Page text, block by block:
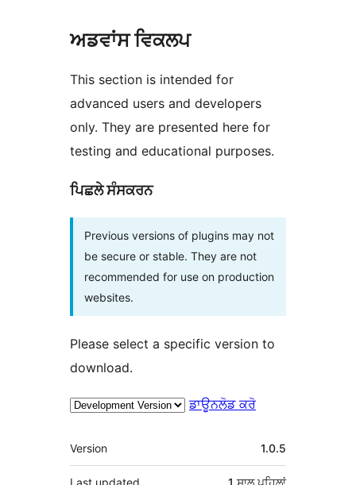
ਅਡਵਾਂਸ ਵਿਕਲਪ
This section is intended for
advanced users and developers
only. They are presented here for
testing and educational purposes.
ਪਿਛਲੇ ਸੰਸਕਰਨ
Previous versions of plugins may not
be secure or stable. They are not
recommended for use on production
websites.
Please select a specific version to
download.
ਡਾਊਨਲੋਡ ਕਰੋ
ਮੈਟਾ
Version 1.0.5
Last updated 1 ਸਾਲਪਹਿਲਾਂ